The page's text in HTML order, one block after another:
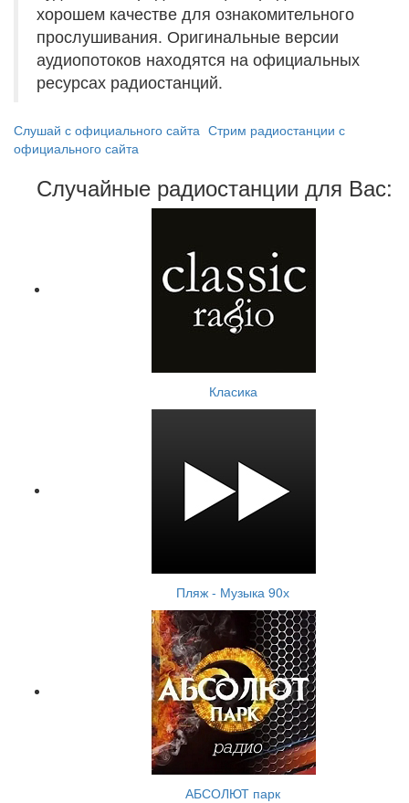
хорошем качестве для ознакомительного
прослушивания. Оригинальные версии
аудиопотоков находятся на официальных
ресурсах радиостанций.
Слушай с официального сайта Стрим радиостанции с
официального сайта
Случайные радиостанции для Вас:
Класика
Пляж - Музыка 90х
АБСОЛЮТ парк